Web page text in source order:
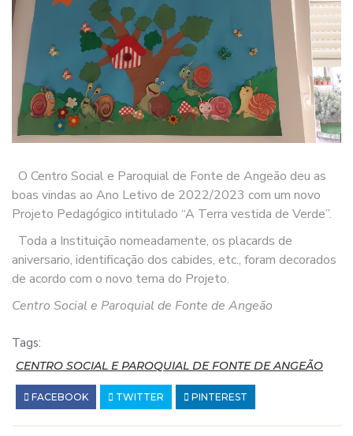
O Centro Social e Paroquial de Fonte de Angeão deu as
boas vindas ao Ano Letivo de 2022/2023 com um novo
Projeto Pedagógico intitulado “A Terra vestida de Verde”.
Toda a Instituição nomeadamente, os placards de
aniversario, identificação dos cabides, etc., foram decorados
de acordo com o novo tema do Projeto.
Centro Social e Paroquial de Fonte de Angeão
Tags:
CENTRO SOCIAL E PAROQUIAL DE FONTE DE ANGEÃO
FACEBOOK TWITTER PINTEREST